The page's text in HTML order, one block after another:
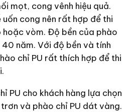
mọt, cong vênh hiệu quả.
cong nên rất hợp để thi
vòm. Độ bền của phào
40 năm. Với độ bền và tính
chỉ PU rất thích hợp để thi
PU cho khách hàng lựa chọn
và phào chỉ PU dát vàng.